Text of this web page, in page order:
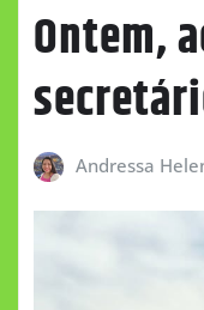
Ontem,
Andressa